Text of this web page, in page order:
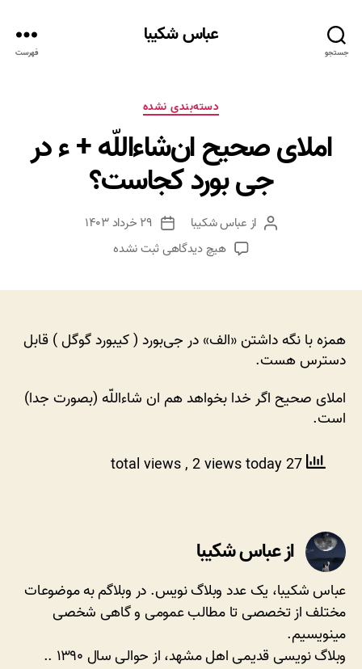
جستجو
عباس شکیبا
فهرست
دسته‌ها
دسته‌بندی نشده
املای صحیح ان‌شاءاللّه + ء در
جی بورد کجاست؟
نویسنده
نوشته
از عباس شکیبا
تاریخ
نوشته
۲۹ خرداد ۱۴۰۳
هیچ دیدگاهیبرای
ء
در
بورد
کجاست؟
ثبت نشده
همزه با نگه داشتن «الف» در جی‌بورد ( کیبورد گوگل ) قابل
دسترس هست.
املای صحیح اگر خدا بخواهد هم ان شاءاللّه (بصورت جدا)
است.
, 2 views today
از عباس شکیبا
عباس شکیبا، یک عدد وبلاگ نویس. در وبلاگم به موضوعات
مختلف از تخصصی تا مطالب عمومی و گاهی شخصی
مینویسیم.
وبلاگ نویسی قدیمی اهل مشهد، از حوالی سال ۱۳۹۰ ..